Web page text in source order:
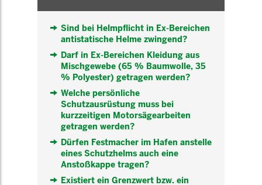
Sind bei Helmpflicht in Ex-Bereichen
antistatische Helme zwingend?
Darf in Ex-Bereichen Kleidung aus
Mischgewebe (65 % Baumwolle, 35
% Polyester) getragen werden?
Welche persönliche
Schutzausrüstung muss bei
kurzzeitigen Motorsägearbeiten
getragen werden?
Dürfen Festmacher im Hafen anstelle
eines Schutzhelms auch eine
Anstoßkappe tragen?
Existiert ein Grenzwert bzw. ein